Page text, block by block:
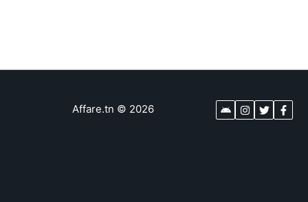
Affare.tn © 2026